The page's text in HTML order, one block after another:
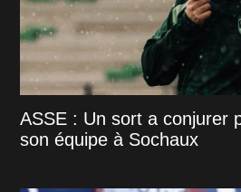
ASSE : Un sort a conjurer
son équipe à Sochaux